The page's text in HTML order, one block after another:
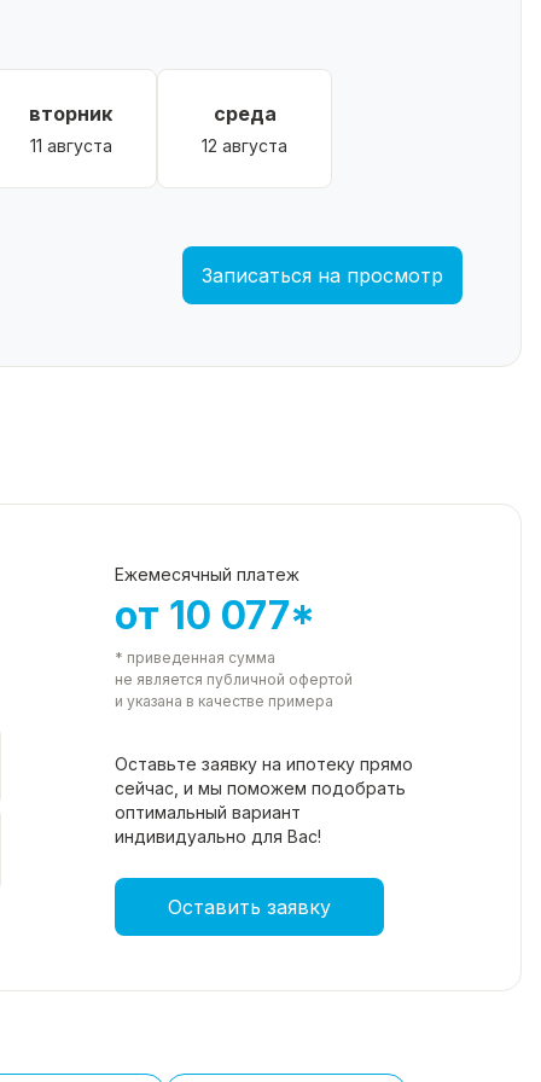
вторник
11 августа
среда
12 августа
Записаться на просмотр
Ежемесячный платеж
от 10 077*
* приведенная сумма
не является публичной офертой
и указана в качестве примера
Оставьте заявку на ипотеку прямо
сейчас, и мы поможем подобрать
оптимальный вариант
индивидуально для Вас!
Оставить заявку